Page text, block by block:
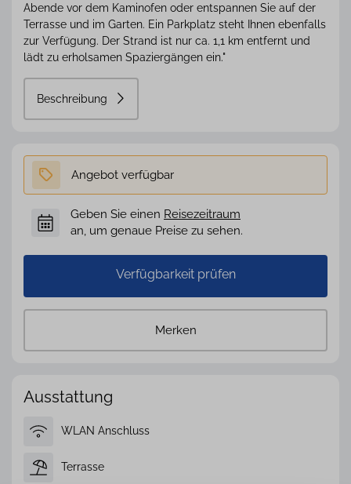
Abende vor dem Kaminofen oder entspannen Sie auf der
Terrasse und im Garten. Ein Parkplatz steht Ihnen ebenfalls
zur Verfügung. Der Strand ist nur ca. 1,1 km entfernt und
lädt zu erholsamen Spaziergängen ein."
Beschreibung
Geben Sie einen Reisezeitraum
an, um genaue Preise zu sehen.
Verfügbarkeit prüfen
Merken
Ausstattung
WLAN Anschluss
Terrasse